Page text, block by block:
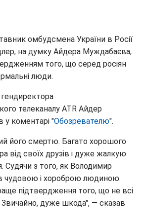
омбудсмена України в Росії
на думку Айдера Муждабаєва,
того, що серед росіян
люди.
телеканалу ATR Айдер
у коментарі "Обозревателю".
його смертю. Багато хорошого
від своїх друзів і дуже жалкую
Судячи з того, як Володимир
чудовою і хороброю людиною.
підтвердження того, що не всі
Звичайно, дуже шкода", — сказав